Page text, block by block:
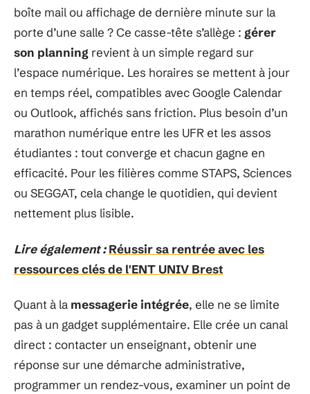
boîte mail ou affichage de dernière minute sur la
porte d’une salle ? Ce casse-tête s’allège : gérer
son planning revient à un simple regard sur
l’espace numérique. Les horaires se mettent à jour
en temps réel, compatibles avec Google Calendar
ou Outlook, affichés sans friction. Plus besoin d’un
marathon numérique entre les UFR et les assos
étudiantes : tout converge et chacun gagne en
efficacité. Pour les filières comme STAPS, Sciences
ou SEGGAT, cela change le quotidien, qui devient
nettement plus lisible.
Lire également : Réussir sa rentrée avec les
ressources clés de l'ENT UNIV Brest
Quant à la messagerie intégrée, elle ne se limite
pas à un gadget supplémentaire. Elle crée un canal
direct : contacter un enseignant, obtenir une
réponse sur une démarche administrative,
programmer un rendez-vous, examiner un point de